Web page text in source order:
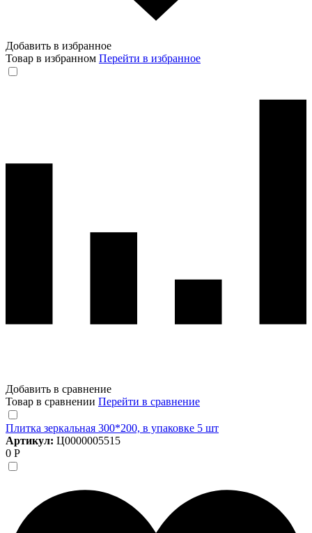
Добавить в избранное
Товар в избранном Перейти в избранное
Добавить в сравнение
Товар в сравнении Перейти в сравнение
Плитка зеркальная 300*200, в упаковке 5 шт
Артикул: Ц0000005515
0 Р